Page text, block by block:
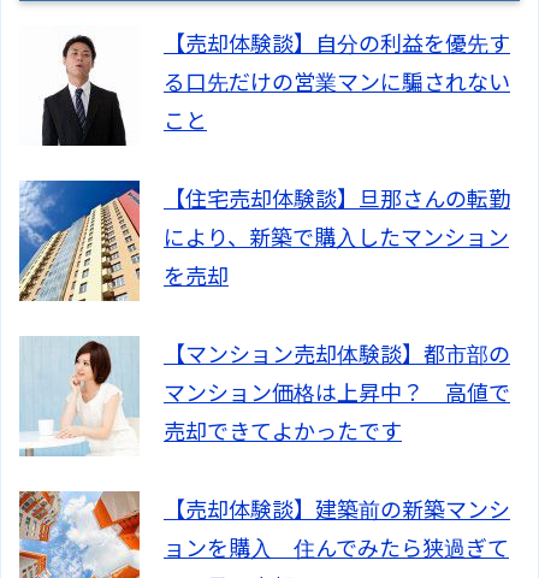
【売却体験談】自分の利益を優先す
る口先だけの営業マンに騙されない
こと
【住宅売却体験談】旦那さんの転勤
により、新築で購入したマンション
を売却
【マンション売却体験談】都市部の
マンション価格は上昇中？ 高値で
売却できてよかったです
【売却体験談】建築前の新築マンシ
ョンを購入 住んでみたら狭過ぎて